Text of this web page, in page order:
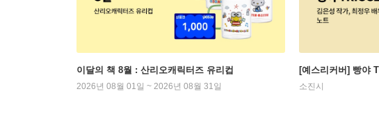
이달의 책 8월 : 산리오캐릭터즈 유리컵
2026년 08월 01일 ~ 2026년 08월 31일
[예스리커버] 빵야
소진시